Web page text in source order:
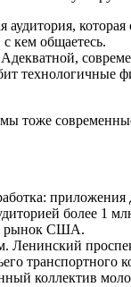
аудитория, которая
с кем общаетесь.
технологичные
тоже
приложения
более 1
рынок США.
Ленинский
транспортного
коллектив